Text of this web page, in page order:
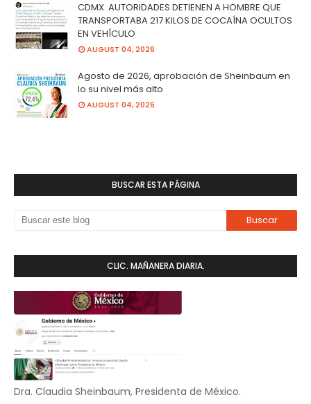
CDMX. AUTORIDADES DETIENEN A HOMBRE QUE
TRANSPORTABA 217 KILOS DE COCAÍNA OCULTOS
EN VEHÍCULO
AUGUST 04, 2026
Agosto de 2026, aprobación de Sheinbaum en
lo su nivel más alto
AUGUST 04, 2026
BUSCAR ESTA PÁGINA
CLIC. MAÑANERA DIARIA.
Dra. Claudia Sheinbaum, Presidenta de México.